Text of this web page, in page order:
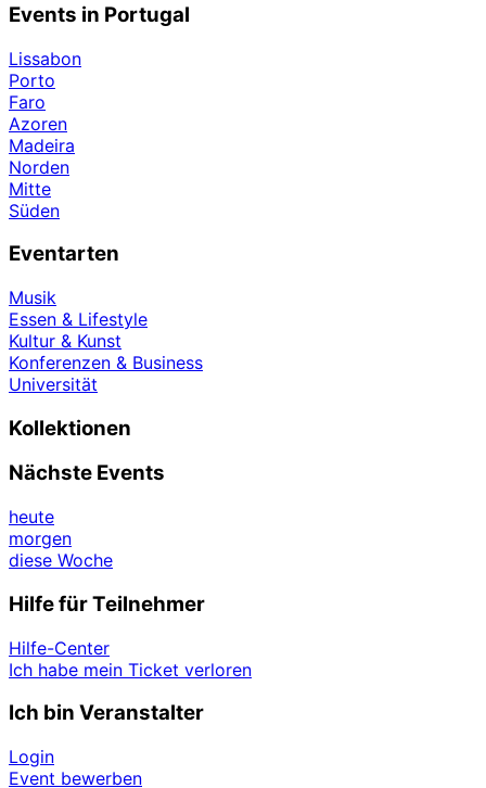
Events in Portugal
Lissabon
Porto
Faro
Azoren
Madeira
Norden
Mitte
Süden
Eventarten
Musik
Essen & Lifestyle
Kultur & Kunst
Konferenzen & Business
Universität
Kollektionen
Nächste Events
heute
morgen
diese Woche
Hilfe für Teilnehmer
Hilfe-Center
Ich habe mein Ticket verloren
Ich bin Veranstalter
Login
Event bewerben